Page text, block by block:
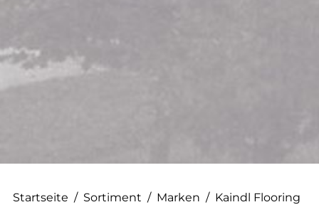
Startseite / Sortiment / Marken / Kaindl Flooring